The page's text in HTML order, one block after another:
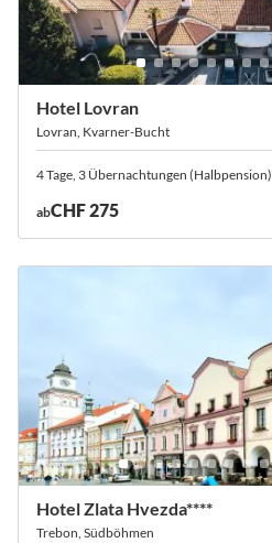
Hotel Lovran
Lovran, Kvarner-Bucht
4 Tage, 3 Übernachtungen (Halbpension)
abCHF 275
Hotel Zlata Hvezda****
Trebon, Südböhmen